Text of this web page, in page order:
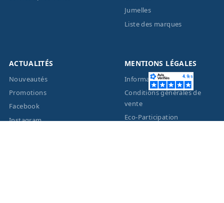
Jumelles
Liste des marques
ACTUALITÉS
Nouveautés
Promotions
Facebook
Instagram
MENTIONS LÉGALES
Informations légales
Conditions générales de
vente
Eco-Participation